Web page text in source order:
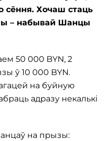
сёння. Хочаш стаць
– набывай Шанцы
50 000 BYN, 2
ў 10 000 BYN.
на буйную
адразу некалькі
на прызы: